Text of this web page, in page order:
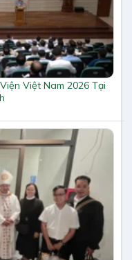
Việt Nam 2026 Tại